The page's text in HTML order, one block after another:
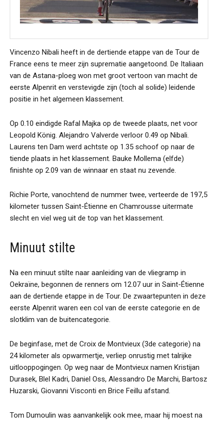
Vincenzo Nibali heeft in de dertiende etappe van de Tour de
France eens te meer zijn suprematie aangetoond. De Italiaan
van de Astana-ploeg won met groot vertoon van macht de
eerste Alpenrit en verstevigde zijn (toch al solide) leidende
positie in het algemeen klassement.
Op 0.10 eindigde Rafal Majka op de tweede plaats, net voor
Leopold König. Alejandro Valverde verloor 0.49 op Nibali.
Laurens ten Dam werd achtste op 1.35 schoof op naar de
tiende plaats in het klassement. Bauke Mollema (elfde)
finishte op 2.09 van de winnaar en staat nu zevende.
Richie Porte, vanochtend de nummer twee, verteerde de 197,5
kilometer tussen Saint-Étienne en Chamrousse uitermate
slecht en viel weg uit de top van het klassement.
Minuut stilte
Na een minuut stilte naar aanleiding van de vliegramp in
Oekraïne, begonnen de renners om 12.07 uur in Saint-Étienne
aan de dertiende etappe in de Tour. De zwaartepunten in deze
eerste Alpenrit waren een col van de eerste categorie en de
slotklim van de buitencategorie.
De beginfase, met de Croix de Montvieux (3de categorie) na
24 kilometer als opwarmertje, verliep onrustig met talrijke
uitlooppogingen. Op weg naar de Montvieux namen Kristijan
Durasek, Blel Kadri, Daniel Oss, Alessandro De Marchi, Bartosz
Huzarski, Giovanni Visconti en Brice Feillu afstand.
Tom Dumoulin was aanvankelijk ook mee, maar hij moest na